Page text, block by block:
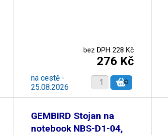
bez DPH 228 Kč
276 Kč
na cestě -
25.08.2026
GEMBIRD Stojan na
notebook NBS-D1-04,